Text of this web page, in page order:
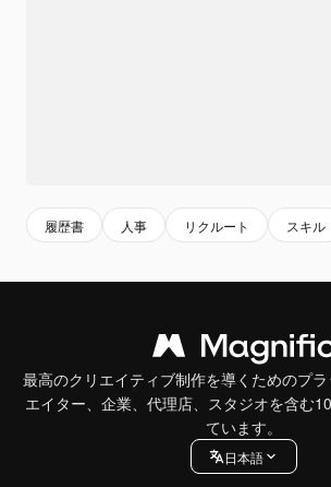
履歴書 人事 リクルート スキル
最高のクリエイティブ制作を導くためのプ
エイター、企業、代理店、スタジオを含む
ています。
日本語